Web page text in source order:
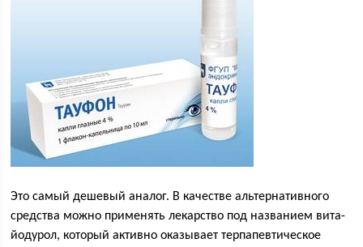
Это самый дешевый аналог. В качестве альтернативного
средства можно применять лекарство под названием вита-
йодурол, который активно оказывает терпапевтическое